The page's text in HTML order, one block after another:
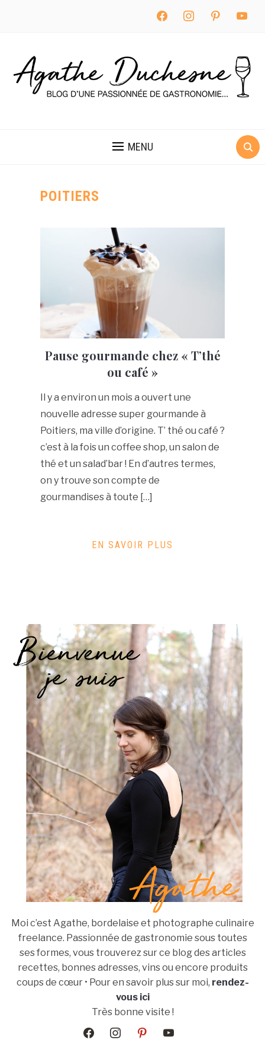
facebook instagram pinterest youtube
MENU
POITIERS
Pause gourmande chez « T’thé
ou café »
Il y a environ un mois a ouvert une
nouvelle adresse super gourmande à
Poitiers, ma ville d’origine. T’ thé ou café ?
c’est à la fois un coffee shop, un salon de
thé et un salad’bar ! En d’autres termes,
on y trouve son compte de
gourmandises à toute […]
EN SAVOIR PLUS
Moi c’est Agathe, bordelaise et photographe culinaire
freelance. Passionnée de gastronomie sous toutes
ses formes, vous trouverez sur ce blog des articles
recettes, bonnes adresses, vins ou encore produits
coups de cœur • Pour en savoir plus sur moi, rendez-
vous ici
Très bonne visite !
facebookinstagrampinterestyoutube